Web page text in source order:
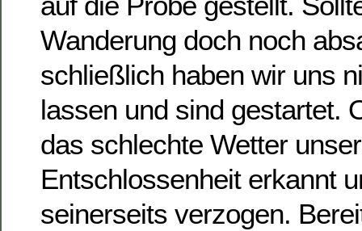
Wanderung doch noch
schließlich haben wir uns
lassen und sind gestartet.
das schlechte Wetter
Entschlossenheit erkannt
seinerseits verzogen.